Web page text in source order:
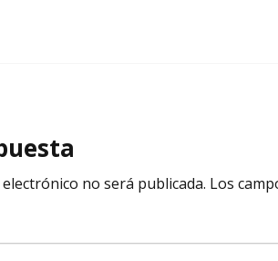
no será publicada. Los